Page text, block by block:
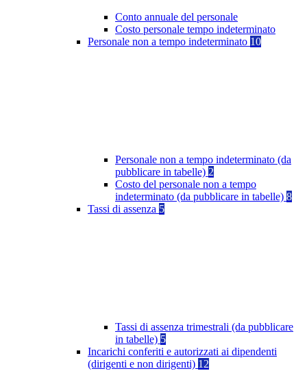
Conto annuale del personale
Costo personale tempo indeterminato
Personale non a tempo indeterminato 10
Personale non a tempo indeterminato (da
pubblicare in tabelle) 2
Costo del personale non a tempo
indeterminato (da pubblicare in tabelle) 8
Tassi di assenza 5
Tassi di assenza trimestrali (da pubblicare
in tabelle) 5
Incarichi conferiti e autorizzati ai dipendenti
(dirigenti e non dirigenti) 12